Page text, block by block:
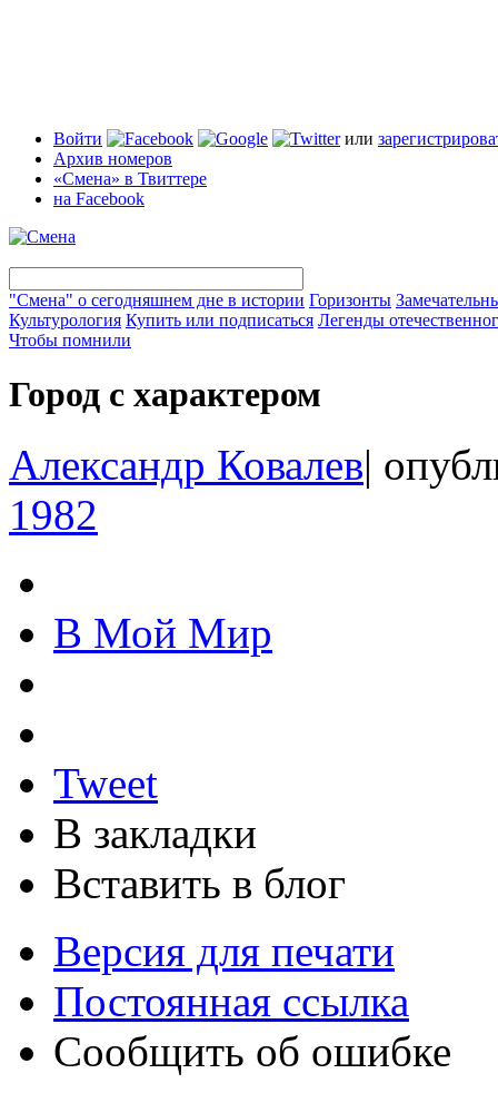
Войти или
Архив номеров
«Смена» в Твиттере
на Facebook
"Смена" о сегодняшнем дне в истории Горизонты
Культурология Купить или подписаться Легенды
Чтобы помнили
Город с характером
Александр Ковалев|
1982
В Мой Мир
Tweet
В закладки
Вставить в блог
Версия для печати
Постоянная ссылка
Сообщить об ошибке